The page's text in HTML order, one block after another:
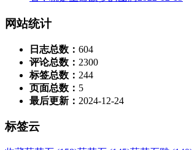
网站统计
日志总数： 604
评论总数： 2300
标签总数： 244
页面总数： 5
最后更新： 2024-12-24
标签云